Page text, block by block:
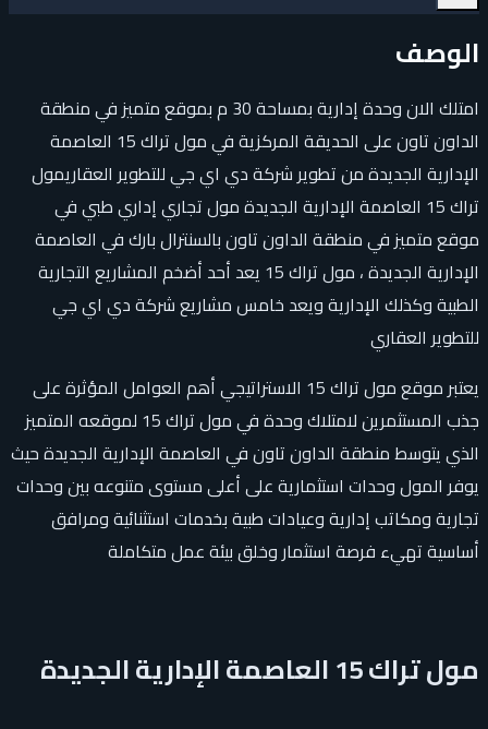
الوصف
امتلك الان وحدة إدارية بمساحة 30 م بموقع متميز في منطقة
الداون تاون على الحديقة المركزية في مول تراك 15 العاصمة
الإدارية الجديدة من تطوير شركة دي اي جي للتطوير العقاريمول
تراك 15 العاصمة الإدارية الجديدة مول تجاري إداري طبي في
موقع متميز في منطقة الداون تاون بالسنترال بارك في العاصمة
الإدارية الجديدة ، مول تراك 15 يعد أحد أضخم المشاريع التجارية
الطبية وكذلك الإدارية ويعد خامس مشاريع شركة دي اي جي
للتطوير العقاري
يعتبر موقع مول تراك 15 الاستراتيجي أهم العوامل المؤثرة على
جذب المستثمرين لامتلاك وحدة في مول تراك 15 لموقعه المتميز
الذي يتوسط منطقة الداون تاون في العاصمة الإدارية الجديدة حيث
يوفر المول وحدات استثمارية على أعلى مستوى متنوعه بين وحدات
تجارية ومكاتب إدارية وعيادات طبية بخدمات استثنائية ومرافق
أساسية تهيء فرصة استثمار وخلق بيئة عمل متكاملة
مول تراك 15 العاصمة الإدارية الجديدة